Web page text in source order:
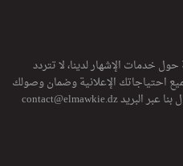
خدمات الإشهار لدينا، لا تتردد
احتياجاتك الإعلانية وضمان وصولك
عبر البريدcontact@elmawkie.dz